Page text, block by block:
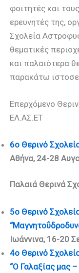
φοιτητές και
ερευνητές της,
Σχολεία
θεματικές
και παλαιότερα
παρακάτω
Επερχόμενο
ΕΛ.ΑΣ.ΕΤ
6ο Θερινό
Αθήνα, 24-28
Παλαιά Θερινά
5ο Θερινό
Ιωάννινα, 16-20
4ο Θερινό
“Ο Γαλαξίας μας –